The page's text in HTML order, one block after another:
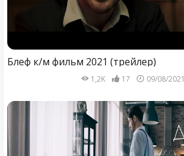
Блеф к/м фильм 2021 (трейлер)
1,2K 17 09/08/2021